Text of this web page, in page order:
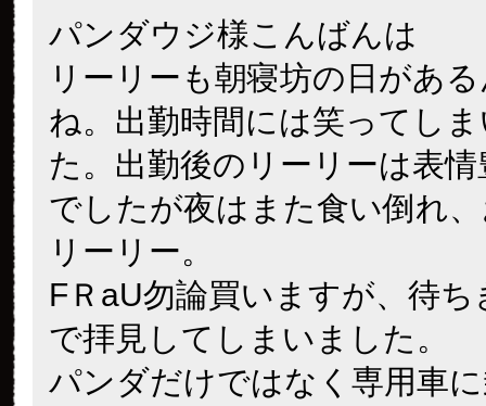
パンダウジ様こんばんは
リーリーも朝寝坊の日があ
ね。出勤時間には笑ってし
た。出勤後のリーリーは表
でしたが夜はまた食い倒れ
リーリー。
FＲaU勿論買いますが、待ち
で拝見してしまいました。
パンダだけではなく専用車